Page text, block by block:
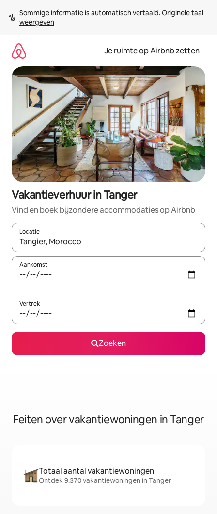
direct
naar
Sommige informatie is automatisch vertaald. Originele taal
weergeven
Je ruimte op Airbnb zetten
Vakantieverhuur in Tanger
Vind en boek bijzondere accommodaties op Airbnb
Locatie
Wanneer er suggesties beschikbaar zijn, maak je een keuze
Aankomst
Vertrek
Zoeken
Feiten over vakantiewoningen in Tanger
Totaal aantal vakantiewoningen
Ontdek 9.370 vakantiewoningen in Tanger